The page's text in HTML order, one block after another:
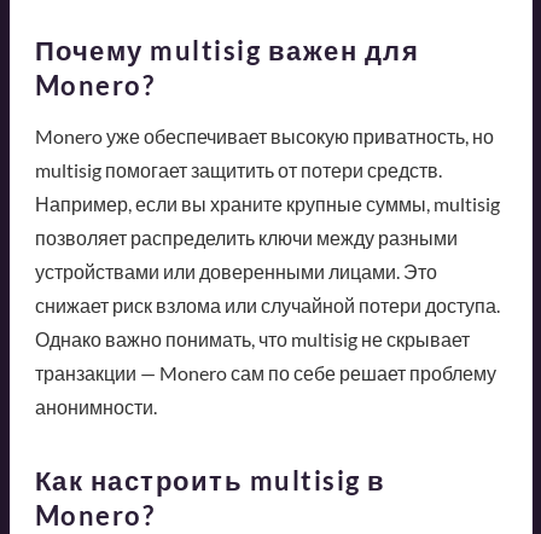
Почему multisig важен для
Monero?
Monero уже обеспечивает высокую приватность, но
multisig помогает защитить от потери средств.
Например, если вы храните крупные суммы, multisig
позволяет распределить ключи между разными
устройствами или доверенными лицами. Это
снижает риск взлома или случайной потери доступа.
Однако важно понимать, что multisig не скрывает
транзакции — Monero сам по себе решает проблему
анонимности.
Как настроить multisig в
Monero?